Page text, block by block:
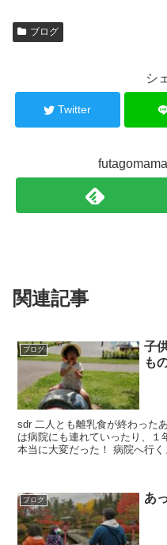
ブログ
シ
Twitter
関連記事
ブログ
子
も
sdr 二人とも離乳食が終わったあとからは便秘に悩まされ、酷いとき
は病院にも連れていったり、１
本当に大変だった！ 病院へ行くまでにやっていた便秘対策としては
ブログ あ